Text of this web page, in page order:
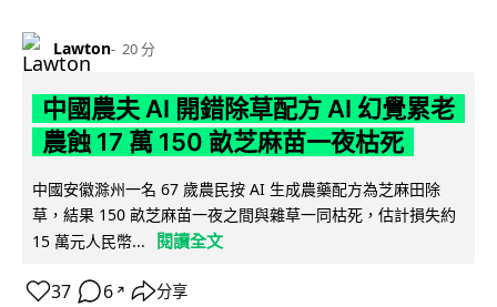
Lawton 20 分
中國農夫 AI 開錯除草配方 AI 幻覺累老
農蝕 17 萬 150 畝芝麻苗一夜枯死
中國安徽滁州一名 67 歲農民按 AI 生成農藥配方為芝麻田除
草，結果 150 畝芝麻苗一夜之間與雜草一同枯死，估計損失約
15 萬元人民幣...
閱讀全文
37 6 ↗ 分享